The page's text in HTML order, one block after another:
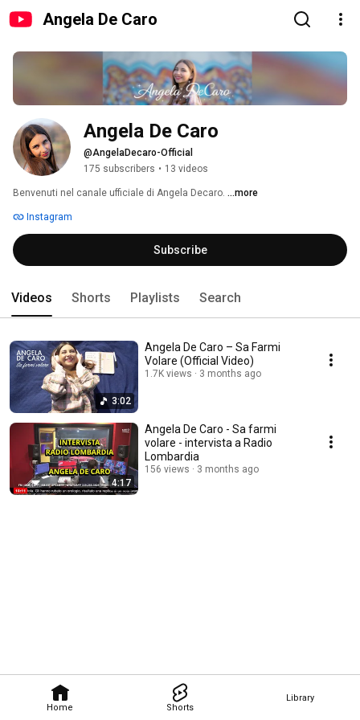
Angela De Caro
Home Shorts
Library
Angela De Caro
@AngelaDecaro-Official
175 subscribers • 13 videos
Benvenuti nel canale ufficiale di Angela Decaro. ...more
Instagram
Subscribe
Videos Shorts Playlists Search
3:02
Angela De Caro – Sa Farmi
Volare (Official Video)
1.7K views 3 months ago
4:17
Angela De Caro - Sa farmi
volare - intervista a Radio
Lombardia
156 views 3 months ago